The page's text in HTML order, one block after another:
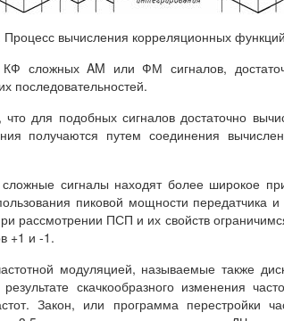
Процесс вычисления корреляционных
КФ сложных AM или ФМ сигналов,
последовательностей.
что для подобных сигналов достаточно
получаются путем соединения
сигналы находят более широкое
пиковой мощности передатчика
рассмотрении ПСП и их свойств
+1 и -1.
модуляцией, называемые также
скачкообразного изменения
Закон, или программа перестройки